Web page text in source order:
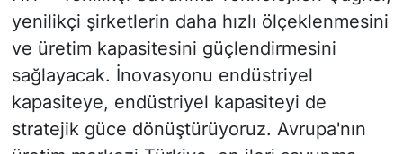
yenilikçi şirketlerin daha hızlı ölçeklenmesini
ve üretim kapasitesini güçlendirmesini
sağlayacak. İnovasyonu endüstriyel
kapasiteye, endüstriyel kapasiteyi de
stratejik güce dönüştürüyoruz. Avrupa'nın